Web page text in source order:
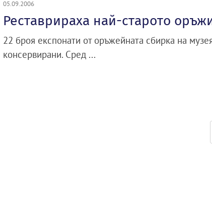
05.09.2006
Реставрираха най-старото
22 броя експонати от оръжейната сбирка на
консервирани. Сред ...